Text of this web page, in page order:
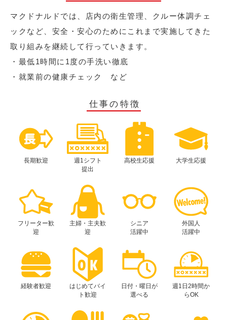
マクドナルドでは、店内の衛生管理、クルー体調チェ
ックなど、安全・安心のためにこれまで実施してきた
取り組みを継続して行っていきます。
・最低1時間に1度の手洗い徹底
・就業前の健康チェック など
仕事の特徴
長期歓迎
週1シフト
提出
高校生応援 大学生応援
フリーター歓
迎
主婦・主夫歓
迎
シニア
活躍中
外国人
活躍中
経験者歓迎
はじめてバイ
ト歓迎
日付・曜日が
選べる
週1日2時間か
らOK